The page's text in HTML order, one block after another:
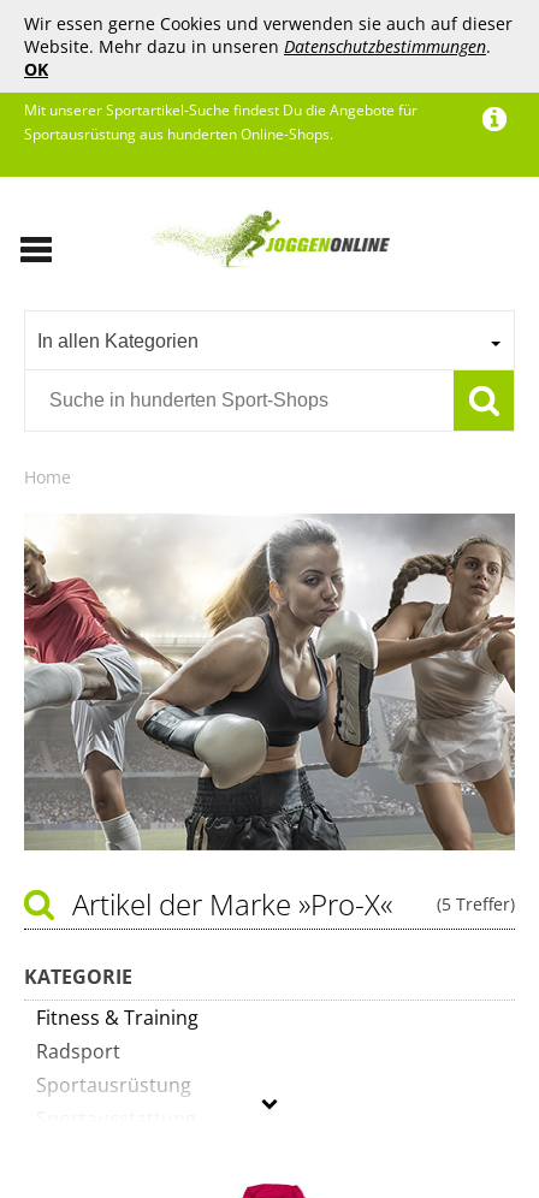
Wir essen gerne Cookies und verwenden sie auch auf dieser
Website. Mehr dazu in unseren Datenschutzbestimmungen.
OK
Mit unserer Sportartikel-Suche findest Du die Angebote für
Sportausrüstung aus hunderten Online-Shops.
In allen Kategorien
Home
(5 Treffer)
Artikel der Marke »Pro-X«
KATEGORIE
Fitness & Training
Radsport
Sportausrüstung